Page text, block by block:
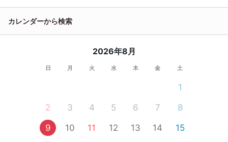
カレンダーから検索
2026年8月
日 月 火 水 木 金 土
1
2
3 4 5 6 7
8
9
10 11 12 13 14
15